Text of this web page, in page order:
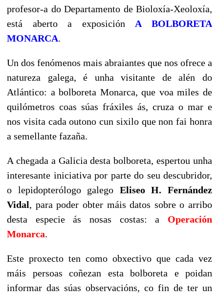
profesor-a do Departamento de Bioloxía-Xeoloxía,
está aberto a exposición A BOLBORETA
MONARCA.
Un dos fenómenos mais abraiantes que nos ofrece a
natureza galega, é unha visitante de alén do
Atlántico: a bolboreta Monarca, que voa miles de
quilómetros coas súas fráxiles ás, cruza o mar e
nos visita cada outono cun sixilo que non fai honra
a semellante fazaña.
A chegada a Galicia desta bolboreta, espertou unha
interesante iniciativa por parte do seu descubridor,
o lepidopterólogo galego Eliseo H. Fernández
Vidal, para poder obter máis datos sobre o arribo
desta especie ás nosas costas: a Operación
Monarca.
Este proxecto ten como obxectivo que cada vez
máis persoas coñezan esta bolboreta e poidan
informar das súas observacións, co fin de ter un